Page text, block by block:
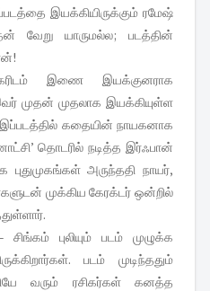
இயக்கியிருக்கும் ரமேஷ்
வேறு யாருமல்ல; படத்தின்
இணை இயக்குனராக
முதன் முதலாக இயக்கியுள்ள
இப்படத்தில் கதையின் நாயகனாக
தொடரில் நடித்த இர்ஃபான்
புதுமுகங்கள் அருந்ததி நாயர்,
முக்கிய கேரக்டர் ஒன்றில்
புலியும் படம் முழுக்க
படம் முடிந்ததும்
வரும் ரசிகர்கள் கனத்த